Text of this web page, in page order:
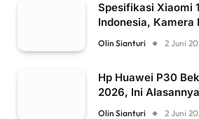
Spesifikasi Xiaomi
Indonesia, Kamera
Olin Sianturi 2 Juni
Hp Huawei P30
2026, Ini Alasannya
Olin Sianturi 2 Juni